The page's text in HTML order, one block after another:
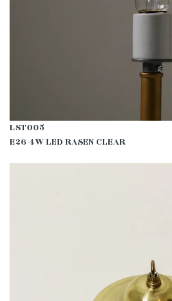
LST005
E26 4W LED RASEN CLEAR